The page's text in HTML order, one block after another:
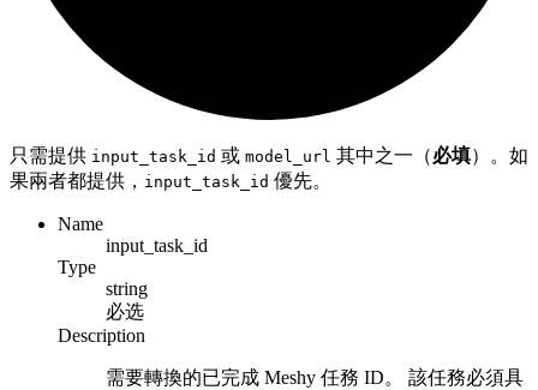
只需提供 input_task_id 或 model_url 其中之一（必填）。如
果兩者都提供， input_task_id 優先。
Name
input_task_id
Type
string
必选
Description
需要轉換的已完成 Meshy 任務 ID。 該任務必須具